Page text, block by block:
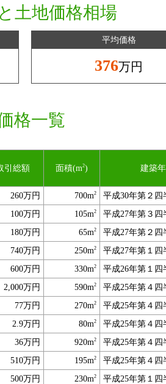
土地価格相場
平均価格
376万円
格一覧
引総額
面積(m2)
建築年
260万円 700m2
平成30年第２四
100万円 105m2
平成27年第３四
180万円 65m2
平成27年第２四
740万円 250m2
平成27年第１四
600万円 330m2
平成26年第１四
2,000万円 590m2
平成25年第４四
77万円 270m2
平成25年第４四
2.9万円 80m2
平成25年第４四
36万円 920m2
平成25年第４四
510万円 195m2
平成25年第４四
500万円 230m2
平成25年第１四